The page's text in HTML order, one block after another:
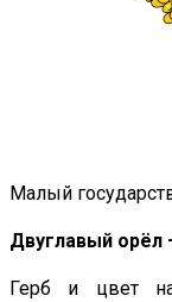
Малый
Двуглавый орёл
Герб и цвет